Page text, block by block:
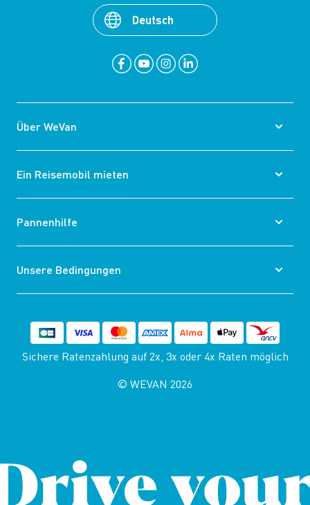
Über WeVan
Ein Reisemobil mieten
Pannenhilfe
Unsere Bedingungen
Deutsch
Sichere Ratenzahlung auf 2x, 3x oder 4x Raten möglich
© WEVAN 2026